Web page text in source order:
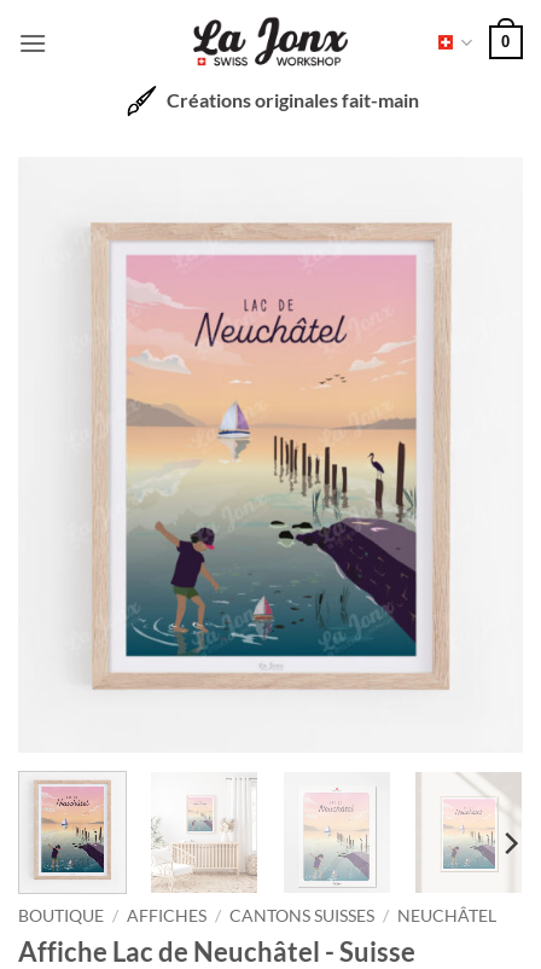
0
Créations originales fait-main
BOUTIQUE / AFFICHES / CANTONS SUISSES / NEUCHÂTEL
Affiche Lac de Neuchâtel - Suisse